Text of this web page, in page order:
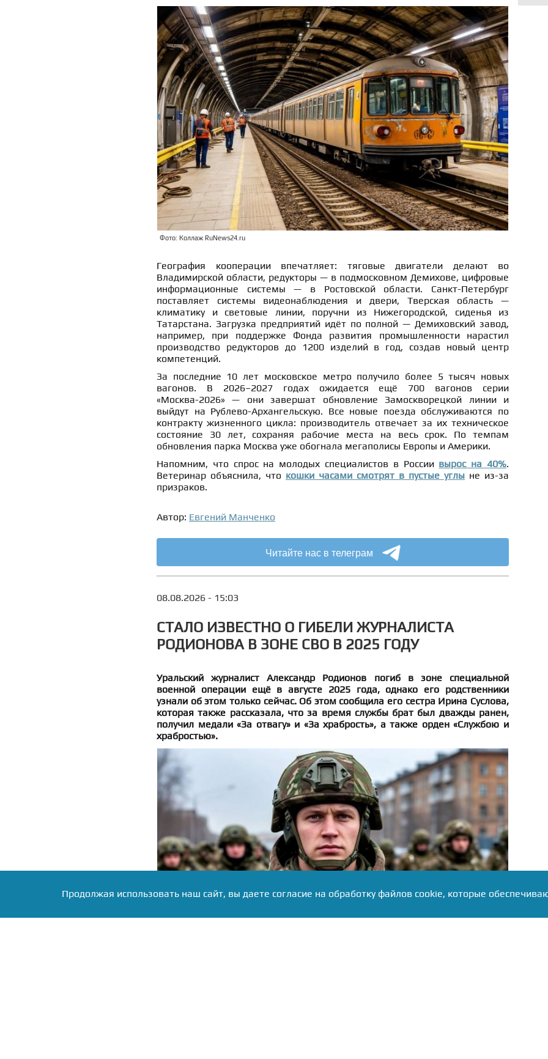
Фото: Коллаж RuNews24.ru
География кооперации впечатляет: тяговые двигатели делают во
Владимирской области, редукторы — в подмосковном Демихове, цифровые
информационные системы — в Ростовской области. Санкт-Петербург
поставляет системы видеонаблюдения и двери, Тверская область —
климатику и световые линии, поручни из Нижегородской, сиденья из
Татарстана. Загрузка предприятий идёт по полной — Демиховский завод,
например, при поддержке Фонда развития промышленности нарастил
производство редукторов до 1200 изделий в год, создав новый центр
компетенций.
За последние 10 лет московское метро получило более 5 тысяч новых
вагонов. В 2026–2027 годах ожидается ещё 700 вагонов серии
«Москва-2026» — они завершат обновление Замоскворецкой линии и
выйдут на Рублево-Архангельскую. Все новые поезда обслуживаются по
контракту жизненного цикла: производитель отвечает за их техническое
состояние 30 лет, сохраняя рабочие места на весь срок. По темпам
обновления парка Москва уже обогнала мегаполисы Европы и Америки.
Напомним, что спрос на молодых специалистов в России вырос на 40%.
Ветеринар объяснила, что кошки часами смотрят в пустые углы не из-за
призраков.
Автор: Евгений Манченко
Читайте нас в телеграм
08.08.2026 - 15:03
СТАЛО ИЗВЕСТНО О ГИБЕЛИ ЖУРНАЛИСТА
РОДИОНОВА В ЗОНЕ СВО В 2025 ГОДУ
Уральский журналист Александр Родионов погиб в зоне специальной
военной операции ещё в августе 2025 года, однако его родственники
узнали об этом только сейчас. Об этом сообщила его сестра Ирина Суслова,
которая также рассказала, что за время службы брат был дважды ранен,
получил медали «За отвагу» и «За храбрость», а также орден «Службою и
храбростью».
Продолжая использовать наш сайт, вы даете согласие на обработку файлов cookie, которые